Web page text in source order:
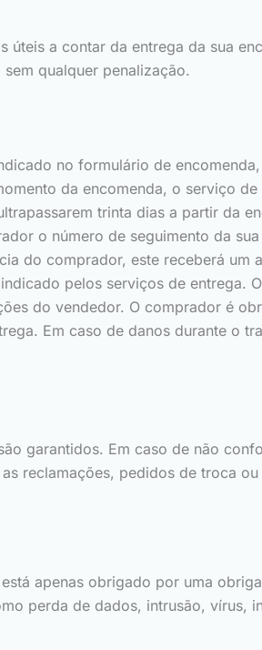
a contar da entrega da sua
qualquer penalização.
no formulário de
da encomenda, o serviço
trinta dias a partir da
o número de seguimento da
do comprador, este receberá
pelos serviços de
do vendedor. O comprador é
Em caso de danos durante o
garantidos. Em caso de não
reclamações, pedidos de troca
apenas obrigado por uma
perda de dados, intrusão,